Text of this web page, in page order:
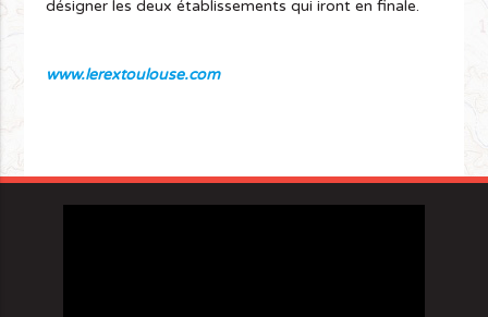
désigner les deux établissements qui iront en finale.
www.lerextoulouse.com